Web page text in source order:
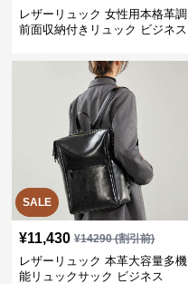
レザーリュック 女性用本格革調
前面収納付きリュック ビジネス
SALE
¥11,430 ¥14290(割引前)
レザーリュック 本革大容量多機
能リュックサック ビジネス